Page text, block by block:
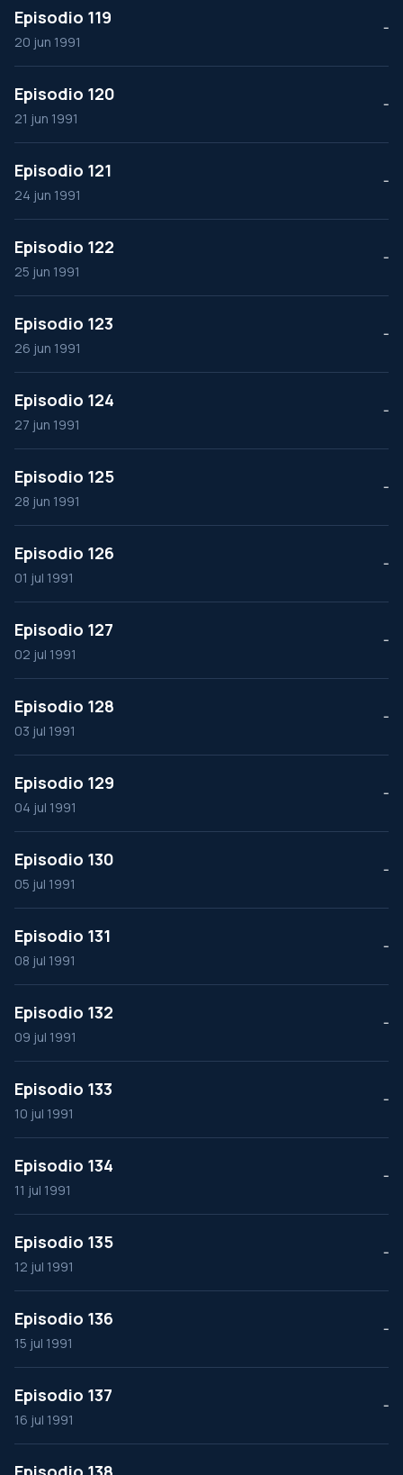
Episodio 119
20 jun 1991
--
Episodio 120
21 jun 1991
--
Episodio 121
24 jun 1991
--
Episodio 122
25 jun 1991
--
Episodio 123
26 jun 1991
--
Episodio 124
27 jun 1991
--
Episodio 125
28 jun 1991
--
Episodio 126
01 jul 1991
--
Episodio 127
02 jul 1991
--
Episodio 128
03 jul 1991
--
Episodio 129
04 jul 1991
--
Episodio 130
05 jul 1991
--
Episodio 131
08 jul 1991
--
Episodio 132
09 jul 1991
--
Episodio 133
10 jul 1991
--
Episodio 134
11 jul 1991
--
Episodio 135
12 jul 1991
--
Episodio 136
15 jul 1991
--
Episodio 137
16 jul 1991
--